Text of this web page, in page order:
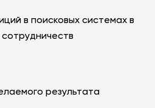
в поисковых системах в
результата